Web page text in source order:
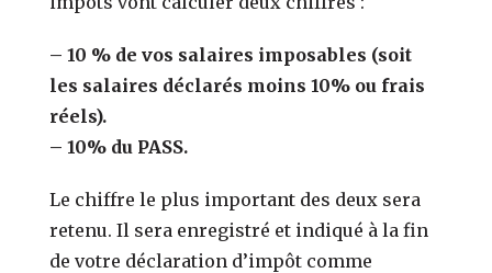
– 10 % de vos salaires imposables (soit
les salaires déclarés moins 10% ou frais
réels).
– 10% du PASS.
Le chiffre le plus important des deux sera
retenu. Il sera enregistré et indiqué à la fin
de votre déclaration d’impôt comme